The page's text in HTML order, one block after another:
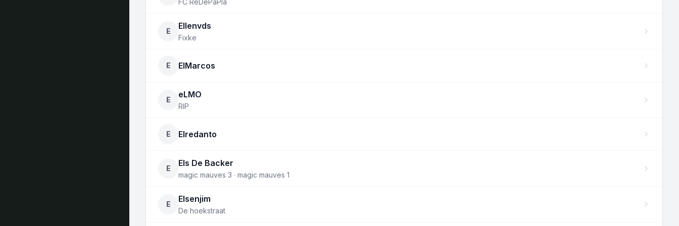
FC ReDePaPla
E
Ellenvds
Fixke
E ElMarcos
E
eLMO
RIP
E Elredanto
E
Els De Backer
magic mauves 3 · magic mauves 1
E
Elsenjim
De hoekstraat